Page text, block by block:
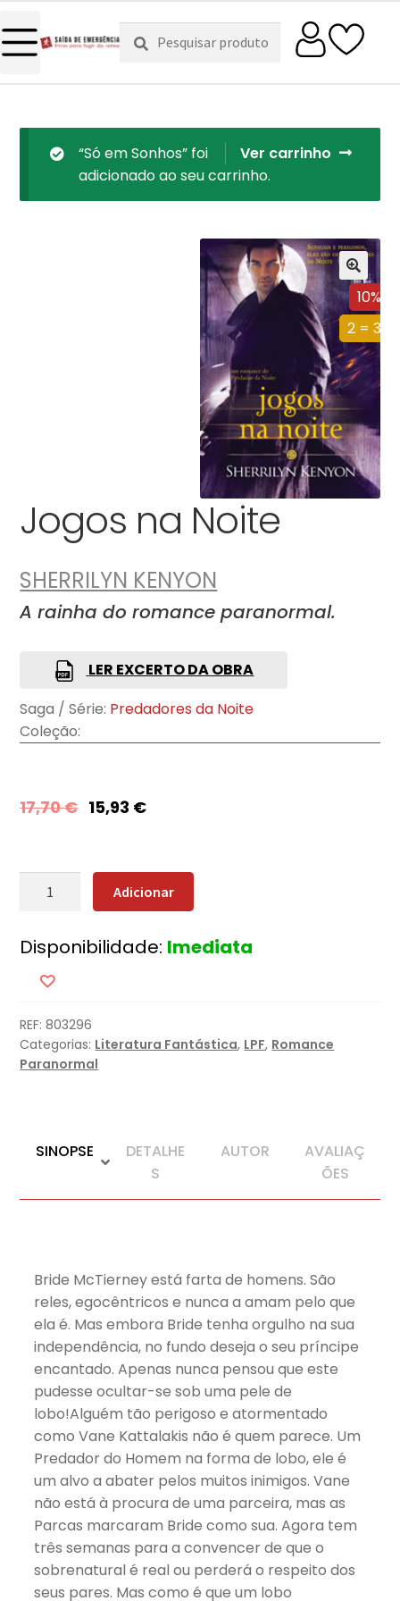
Pesquisar
por:
Pesquisa
Ver carrinho
“Só em Sonhos” foi
adicionado ao seu carrinho.
10%
2 = 3
Jogos na Noite
SHERRILYN KENYON
A rainha do romance paranormal.
LER EXCERTO DA OBRA
Saga / Série: Predadores da Noite
Coleção:
17,70€ 15,93 €
Quantidade
na
Noite
Adicionar
Disponibilidade: Imediata
REF:803296
Categorias: Literatura Fantástica, LPF, Romance
Paranormal
SINOPSE
DETALHE
S
AUTOR
AVALIAÇ
ÕES
Bride McTierney está farta de homens. São
reles, egocêntricos e nunca a amam pelo que
ela é. Mas embora Bride tenha orgulho na sua
independência, no fundo deseja o seu príncipe
encantado. Apenas nunca pensou que este
pudesse ocultar-se sob uma pele de
lobo!Alguém tão perigoso e atormentado
como Vane Kattalakis não é quem parece. Um
Predador do Homem na forma de lobo, ele é
um alvo a abater pelos muitos inimigos. Vane
não está à procura de uma parceira, mas as
Parcas marcaram Bride como sua. Agora tem
três semanas para a convencer de que o
sobrenatural é real ou perderá o respeito dos
seus pares. Mas como é que um lobo